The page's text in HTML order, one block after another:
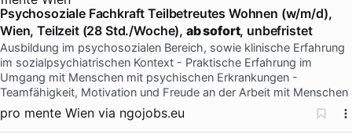
Psychosoziale Fachkraft Teilbetreutes Wohnen (w/m/d),
Wien, Teilzeit (28 Std./Woche), ab sofort, unbefristet
Ausbildung im psychosozialen Bereich, sowie klinische Erfahrung
im sozialpsychiatrischen Kontext - Praktische Erfahrung im
Umgang mit Menschen mit psychischen Erkrankungen -
Teamfähigkeit, Motivation und Freude an der Arbeit mit Menschen
pro mente Wien via ngojobs.eu